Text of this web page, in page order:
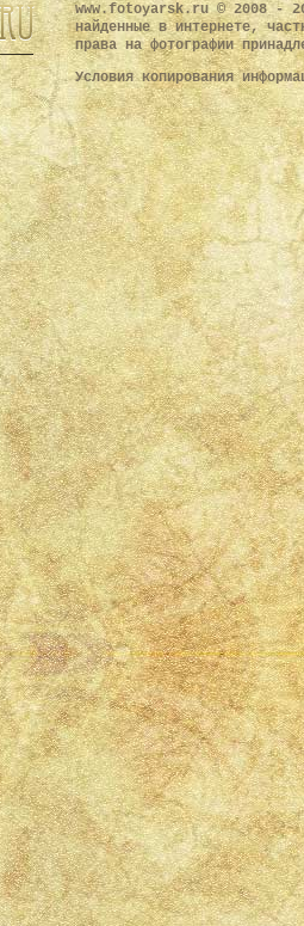
www.fotoyarsk.ru © 2008 -
найденные в интернете,
права на фотографии
Условия копирования